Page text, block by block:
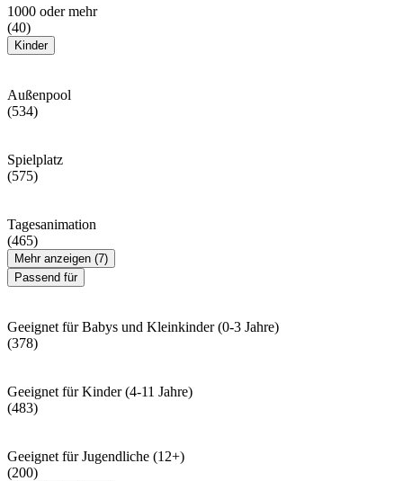
1000 oder mehr
(40)
Kinder
Außenpool
(534)
Spielplatz
(575)
Tagesanimation
(465)
Mehr anzeigen (7)
Passend für
Geeignet für Babys und Kleinkinder (0-3 Jahre)
(378)
Geeignet für Kinder (4-11 Jahre)
(483)
Geeignet für Jugendliche (12+)
(200)